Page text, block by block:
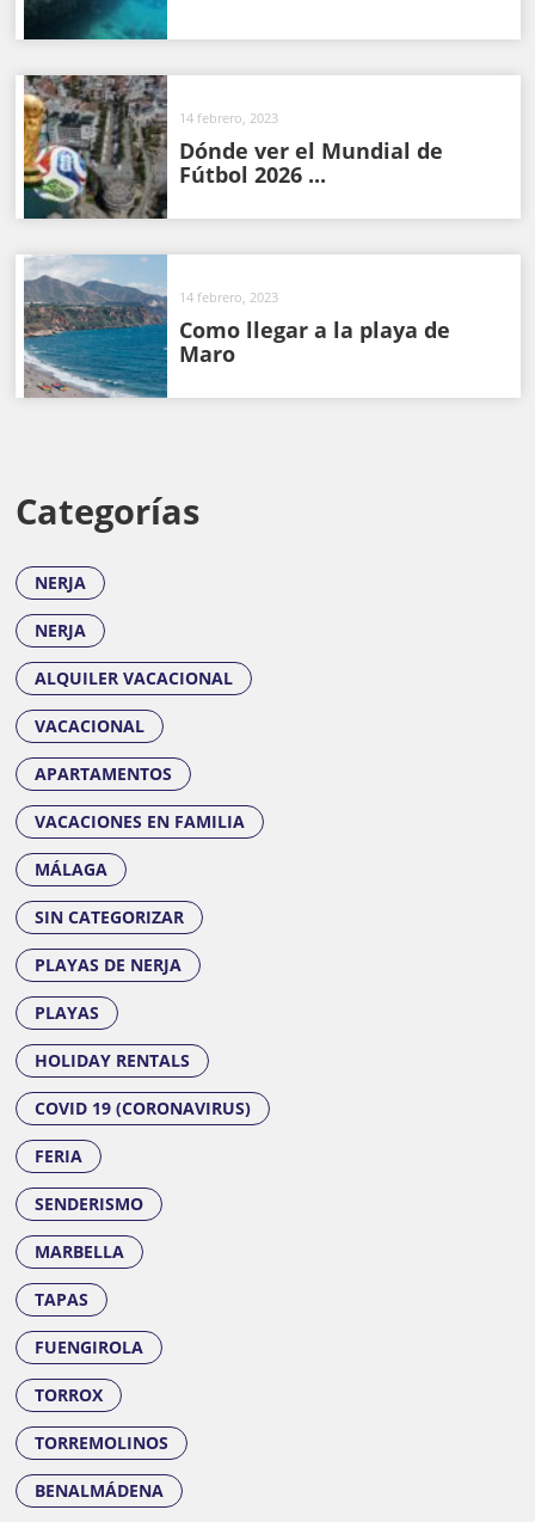
14 febrero, 2023
Dónde ver el Mundial de
Fútbol 2026 ...
14 febrero, 2023
Como llegar a la playa de
Maro
Categorías
NERJA
NERJA
ALQUILER VACACIONAL
VACACIONAL
APARTAMENTOS
VACACIONES EN FAMILIA
MÁLAGA
SIN CATEGORIZAR
PLAYAS DE NERJA
PLAYAS
HOLIDAY RENTALS
COVID 19 (CORONAVIRUS)
FERIA
SENDERISMO
MARBELLA
TAPAS
FUENGIROLA
TORROX
TORREMOLINOS
BENALMÁDENA